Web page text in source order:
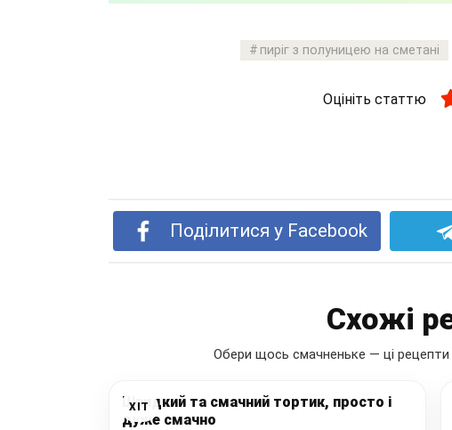
пиріг з полуницею на сметані
Оцініть статтю
Поділитися у Facebook
Схожі
Обери щось смачненьке — ці
ХІТ
Швидкий та смачний тортик, просто і
дуже смачно